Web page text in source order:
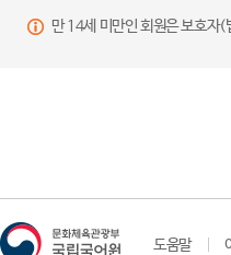
만 14세 미만인 회원은 보호자
도움말